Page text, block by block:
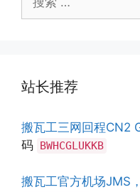
索：
站长推荐
搬瓦工三网回程CN2
码
BWHCGLUKKB
搬瓦工官方机场JMS